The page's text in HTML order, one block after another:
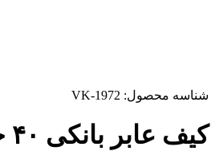
شناسه محصول: VK-1972
کیف عابر بانکی ۴۰ خانه